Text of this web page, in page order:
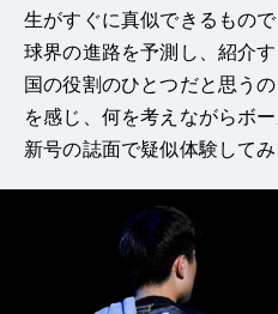
生がすぐに真似できるもの
球界の進路を予測し、紹介
国の役割のひとつだと思う
を感じ、何を考えながらボ
新号の誌面で疑似体験して